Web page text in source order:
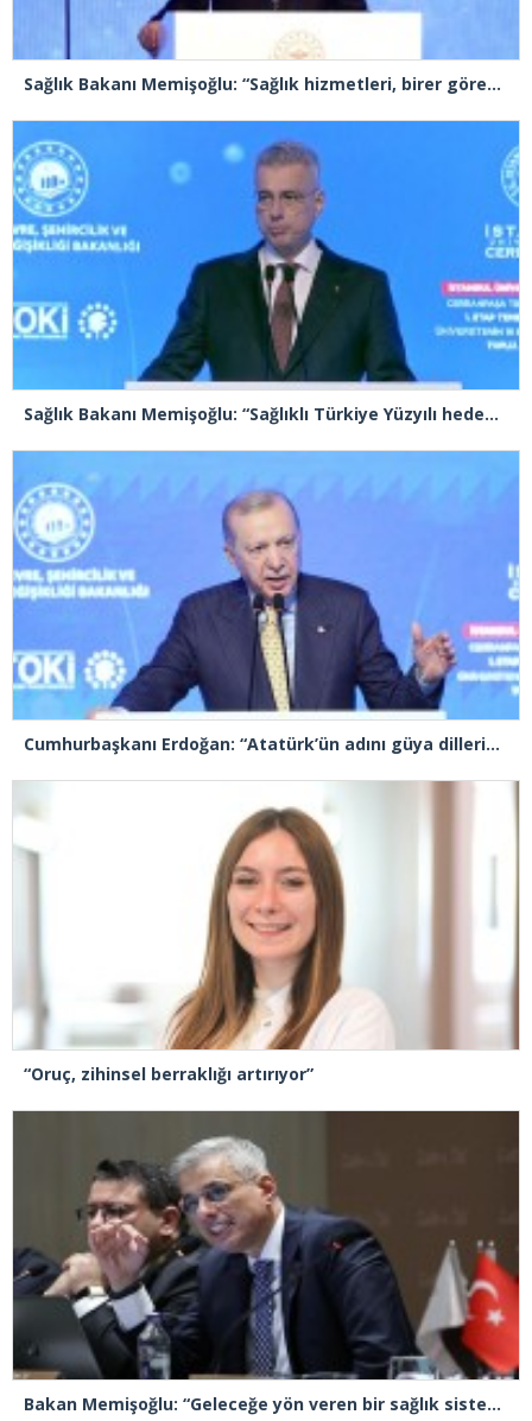
Sağlık Bakanı Memişoğlu: “Sağlık hizmetleri, birer görev olmakla birlikte, birer sorumluluk ve emanet bilinci de taşımaktadır”
Sağlık Bakanı Memişoğlu: “Sağlıklı Türkiye Yüzyılı hedefleri için gece gündüz çalışmaya devam ediyoruz”
Cumhurbaşkanı Erdoğan: “Atatürk’ün adını güya dillerinden düşürmeyenler, mirasına sahip çıkmadı”
“Oruç, zihinsel berraklığı artırıyor”
Bakan Memişoğlu: “Geleceğe yön veren bir sağlık sistemini inşa edeceğiz”